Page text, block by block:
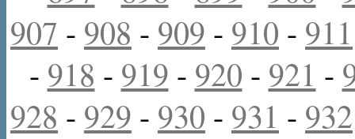
907 - 908 - 909 - 910 - 911
- 918 - 919 - 920 - 921 -
928 - 929 - 930 - 931 - 932